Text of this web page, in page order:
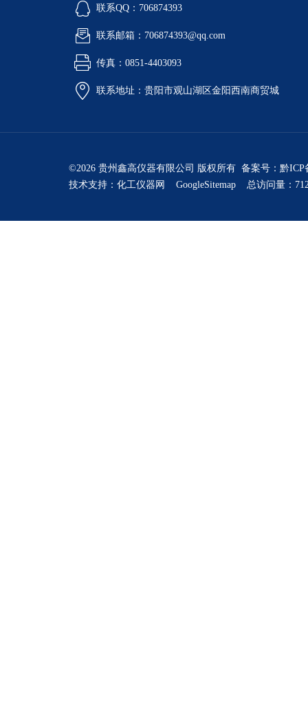
联系QQ：706874393
联系邮箱：706874393@qq.com
传真：0851-4403093
联系地址：贵阳市观山湖区金阳西南商贸城
©2026 贵州鑫高仪器有限公司 版权所有 备案号： 黔ICP
技术支持： 化工仪器网 GoogleSitemap 总访问量：